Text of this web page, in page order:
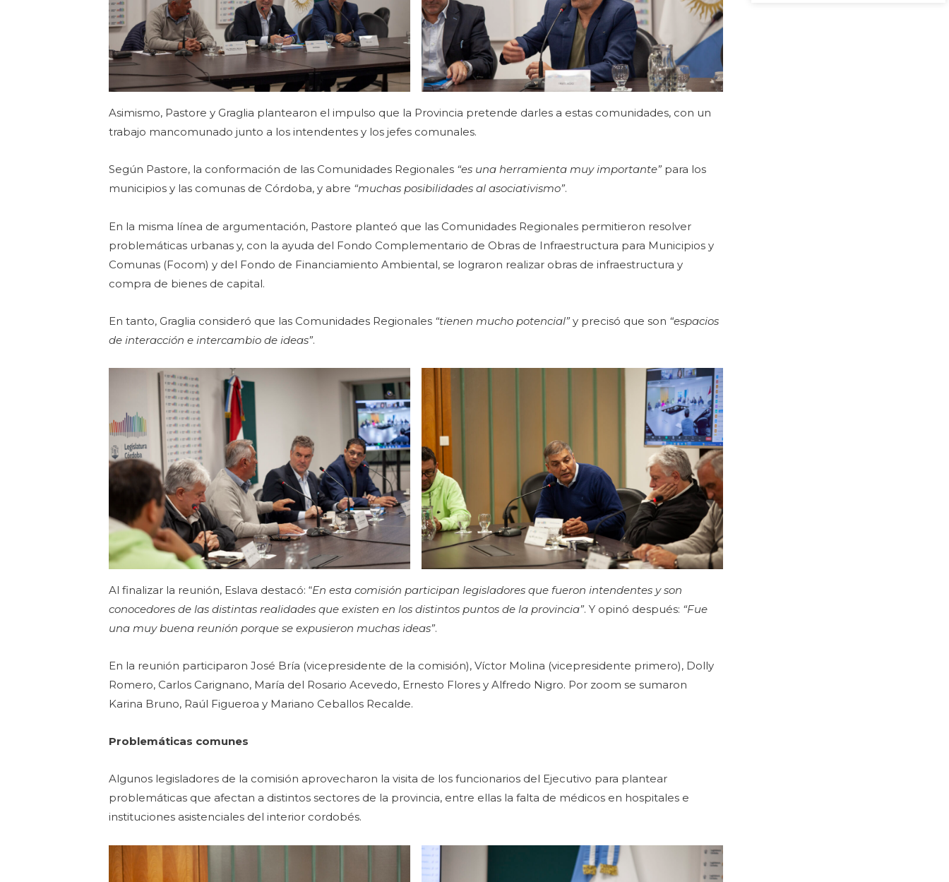
Asimismo, Pastore y Graglia plantearon el impulso que la Provincia pretende darles a estas comunidades, con un
trabajo mancomunado junto a los intendentes y los jefes comunales.
Según Pastore, la conformación de las Comunidades Regionales “es una herramienta muy importante” para los
municipios y las comunas de Córdoba, y abre “muchas posibilidades al asociativismo”.
En la misma línea de argumentación, Pastore planteó que las Comunidades Regionales permitieron resolver
problemáticas urbanas y, con la ayuda del Fondo Complementario de Obras de Infraestructura para Municipios y
Comunas (Focom) y del Fondo de Financiamiento Ambiental, se lograron realizar obras de infraestructura y
compra de bienes de capital.
En tanto, Graglia consideró que las Comunidades Regionales “tienen mucho potencial” y precisó que son “espacios
de interacción e intercambio de ideas”.
Al finalizar la reunión, Eslava destacó: “En esta comisión participan legisladores que fueron intendentes y son
conocedores de las distintas realidades que existen en los distintos puntos de la provincia”. Y opinó después: “Fue
una muy buena reunión porque se expusieron muchas ideas”.
En la reunión participaron José Bría (vicepresidente de la comisión), Víctor Molina (vicepresidente primero), Dolly
Romero, Carlos Carignano, María del Rosario Acevedo, Ernesto Flores y Alfredo Nigro. Por zoom se sumaron
Karina Bruno, Raúl Figueroa y Mariano Ceballos Recalde.
Problemáticas comunes
Algunos legisladores de la comisión aprovecharon la visita de los funcionarios del Ejecutivo para plantear
problemáticas que afectan a distintos sectores de la provincia, entre ellas la falta de médicos en hospitales e
instituciones asistenciales del interior cordobés.